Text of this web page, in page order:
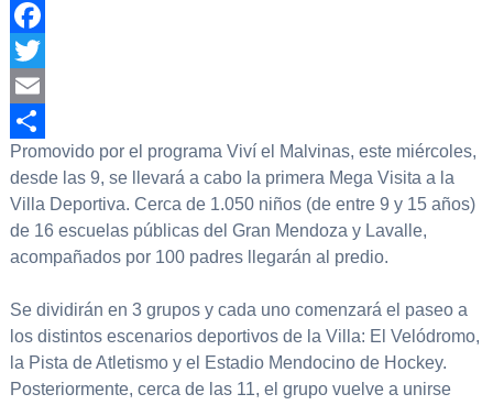
Facebook
Twitter
Email
Compartir
Promovido por el programa Viví el Malvinas, este miércoles,
desde las 9, se llevará a cabo la primera Mega Visita a la
Villa Deportiva. Cerca de 1.050 niños (de entre 9 y 15 años)
de 16 escuelas públicas del Gran Mendoza y Lavalle,
acompañados por 100 padres llegarán al predio.
Se dividirán en 3 grupos y cada uno comenzará el paseo a
los distintos escenarios deportivos de la Villa: El Velódromo,
la Pista de Atletismo y el Estadio Mendocino de Hockey.
Posteriormente, cerca de las 11, el grupo vuelve a unirse